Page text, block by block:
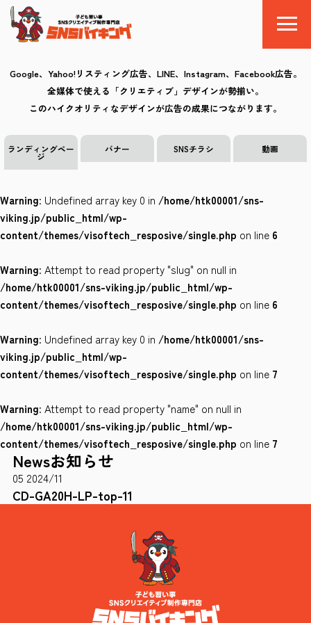
SNSバイキングとは
料金
制作の流れ
クリエイティブ
お気に入り
会社案内
サイトポリシー
0120-78-8169
［受付時間］ 9：00～18：00 ※土・日・祝祭日・年末年始は除く
お問い合わせはこちら
Google、Yahoo!リスティング広告、LINE、Instagram、Facebook広告。
全媒体で使える「クリエティブ」デザインが勢揃い。
このハイクオリティなデザインが広告の成果につながります。
ランディングペー
ジ
バナー SNSチラシ 動画
Warning: Undefined array key 0 in /home/htk00001/sns-
viking.jp/public_html/wp-
content/themes/visoftech_resposive/single.php on line 6
Warning: Attempt to read property "slug" on null in
/home/htk00001/sns-viking.jp/public_html/wp-
content/themes/visoftech_resposive/single.php on line 6
Warning: Undefined array key 0 in /home/htk00001/sns-
viking.jp/public_html/wp-
content/themes/visoftech_resposive/single.php on line 7
Warning: Attempt to read property "name" on null in
/home/htk00001/sns-viking.jp/public_html/wp-
content/themes/visoftech_resposive/single.php on line 7
Newsお知らせ
05 2024/11
CD-GA20H-LP-top-11